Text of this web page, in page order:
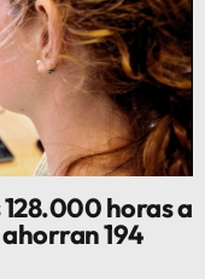
horas a
194